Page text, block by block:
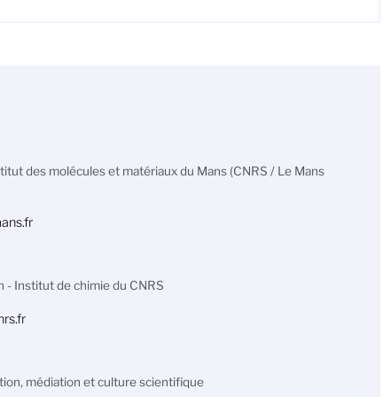
des molécules et matériaux du Mans (CNRS / Le Mans
- Institut de chimie du CNRS
médiation et culture scientifique